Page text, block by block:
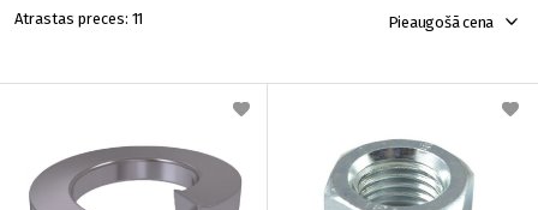
11 Pieaugošā cena